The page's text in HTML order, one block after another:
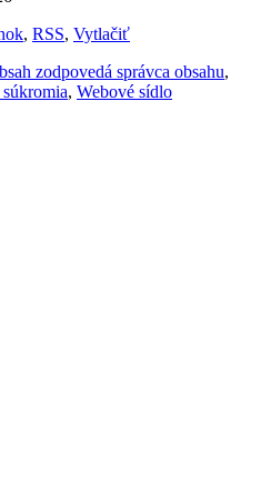
, RSS, Vytlačiť
zodpovedá správca obsahu,
, Webové sídlo